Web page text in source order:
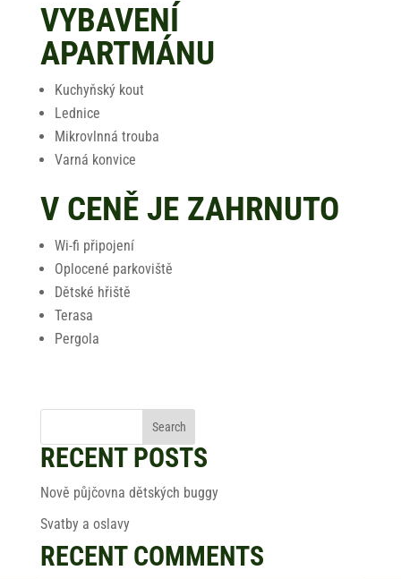
VYBAVENÍ
APARTMÁNU
Kuchyňský kout
Lednice
Mikrovlnná trouba
Varná konvice
V CENĚ JE ZAHRNUTO
Wi-fi připojení
Oplocené parkoviště
Dětské hřiště
Terasa
Pergola
RECENT POSTS
Nově půjčovna dětských buggy
Svatby a oslavy
RECENT COMMENTS